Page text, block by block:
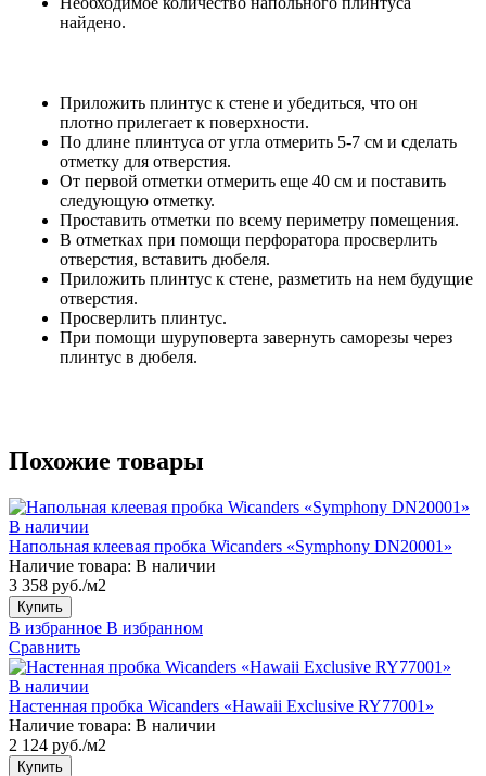
найдено.
Приложить плинтус к стене и убедиться, что он
плотно прилегает к поверхности.
По длине плинтуса от угла отмерить 5-7 см и сделать
отметку для отверстия.
От первой отметки отмерить еще 40 см и поставить
следующую отметку.
Проставить отметки по всему периметру помещения.
В отметках при помощи перфоратора просверлить
отверстия, вставить дюбеля.
Приложить плинтус к стене, разметить на нем будущие
отверстия.
Просверлить плинтус.
При помощи шуруповерта завернуть саморезы через
плинтус в дюбеля.
Похожие товары
В наличии
Напольная клеевая пробка Wicanders «Symphony DN20001»
Наличие товара: В наличии
3 358 руб./м2
Купить
В избранное В избранном
Сравнить
В наличии
Настенная пробка Wicanders «Hawaii Exclusive RY77001»
Наличие товара: В наличии
2 124 руб./м2
Купить